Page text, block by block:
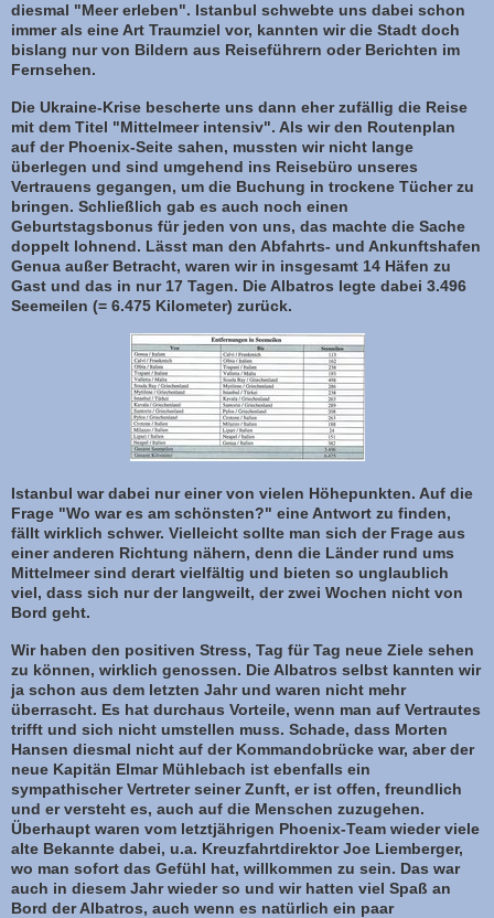
diesmal "Meer erleben". Istanbul schwebte uns dabei schon
immer als eine Art Traumziel vor, kannten wir die Stadt doch
bislang nur von Bildern aus Reiseführern oder Berichten im
Fernsehen.
Die Ukraine-Krise bescherte uns dann eher zufällig die Reise
mit dem Titel "Mittelmeer intensiv". Als wir den Routenplan
auf der Phoenix-Seite sahen, mussten wir nicht lange
überlegen und sind umgehend ins Reisebüro unseres
Vertrauens gegangen, um die Buchung in trockene Tücher zu
bringen. Schließlich gab es auch noch einen
Geburtstagsbonus für jeden von uns, das machte die Sache
doppelt lohnend. Lässt man den Abfahrts- und Ankunftshafen
Genua außer Betracht, waren wir in insgesamt 14 Häfen zu
Gast und das in nur 17 Tagen. Die Albatros legte dabei 3.496
Seemeilen (= 6.475 Kilometer) zurück.
Istanbul war dabei nur einer von vielen Höhepunkten. Auf die
Frage "Wo war es am schönsten?" eine Antwort zu finden,
fällt wirklich schwer. Vielleicht sollte man sich der Frage aus
einer anderen Richtung nähern, denn die Länder rund ums
Mittelmeer sind derart vielfältig und bieten so unglaublich
viel, dass sich nur der langweilt, der zwei Wochen nicht von
Bord geht.
Wir haben den positiven Stress, Tag für Tag neue Ziele sehen
zu können, wirklich genossen. Die Albatros selbst kannten wir
ja schon aus dem letzten Jahr und waren nicht mehr
überrascht. Es hat durchaus Vorteile, wenn man auf Vertrautes
trifft und sich nicht umstellen muss. Schade, dass Morten
Hansen diesmal nicht auf der Kommandobrücke war, aber der
neue Kapitän Elmar Mühlebach ist ebenfalls ein
sympathischer Vertreter seiner Zunft, er ist offen, freundlich
und er versteht es, auch auf die Menschen zuzugehen.
Überhaupt waren vom letztjährigen Phoenix-Team wieder viele
alte Bekannte dabei, u.a. Kreuzfahrtdirektor Joe Liemberger,
wo man sofort das Gefühl hat, willkommen zu sein. Das war
auch in diesem Jahr wieder so und wir hatten viel Spaß an
Bord der Albatros, auch wenn es natürlich ein paar